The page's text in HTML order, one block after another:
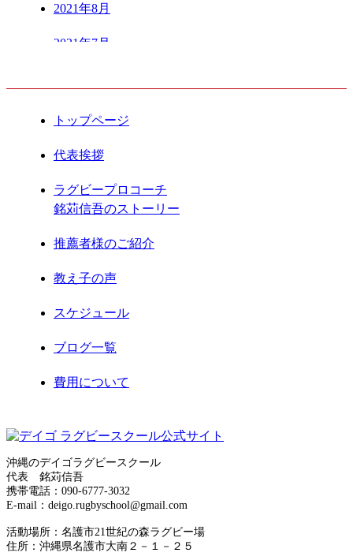
2021年8月
2021年7月
2021年5月
2021年4月
2021年3月
2021年2月
2021年1月
2020年12月
2020年11月
2020年8月
2020年7月
2020年5月
2020年4月
2020年3月
トップページ
代表挨拶
ラグビープロコーチ
銘苅信吾のストーリー
推薦者様のご紹介
教え子の声
スケジュール
ブログ一覧
費用について
運営者情報
沖縄のデイゴラグビースクール
代表 銘苅信吾
携帯電話：090-6777-3032
E-mail：deigo.rugbyschool@gmail.com
活動場所：名護市21世紀の森ラグビー場
住所：沖縄県名護市大南２－１－２５